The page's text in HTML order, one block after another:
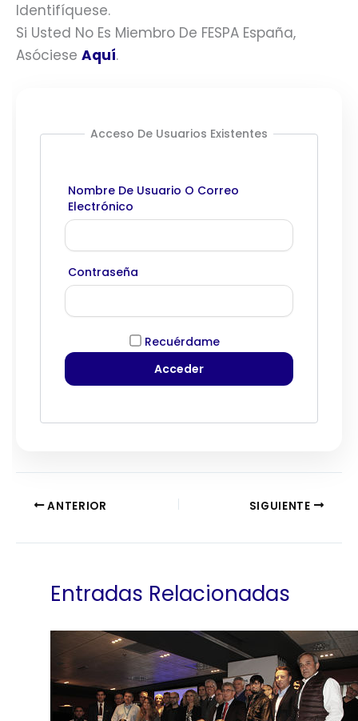
Identifíquese.
Si Usted No Es Miembro De FESPA España,
Asóciese Aquí.
Acceso De Usuarios Existentes
Nombre De Usuario O Correo
Electrónico
Contraseña
Recuérdame
ANTERIOR SIGUIENTE
Entradas Relacionadas